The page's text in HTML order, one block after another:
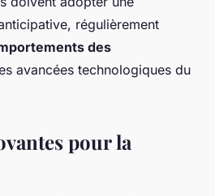
régulièrement
des
avancées technologiques du
pour la